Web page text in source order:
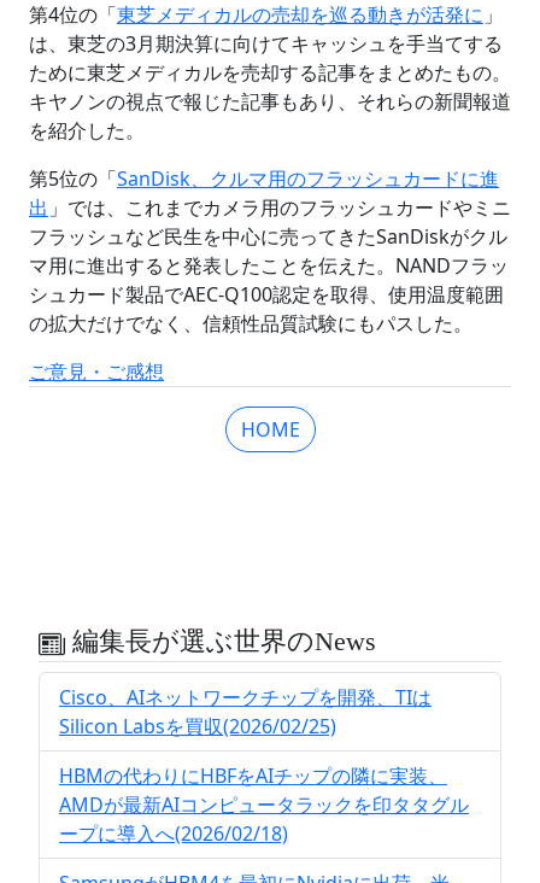
第4位の「東芝メディカルの売却を巡る動きが活発に」
は、東芝の3月期決算に向けてキャッシュを手当てする
ために東芝メディカルを売却する記事をまとめたもの。
キヤノンの視点で報じた記事もあり、それらの新聞報道
を紹介した。
第5位の「SanDisk、クルマ用のフラッシュカードに進
出」では、これまでカメラ用のフラッシュカードやミニ
フラッシュなど民生を中心に売ってきたSanDiskがクル
マ用に進出すると発表したことを伝えた。NANDフラッ
シュカード製品でAEC-Q100認定を取得、使用温度範囲
の拡大だけでなく、信頼性品質試験にもパスした。
ご意見・ご感想
HOME
編集長が選ぶ世界のNews
Cisco、AIネットワークチップを開発、TIは
Silicon Labsを買収(2026/02/25)
HBMの代わりにHBFをAIチップの隣に実装、
AMDが最新AIコンピュータラックを印タタグル
ープに導入へ(2026/02/18)